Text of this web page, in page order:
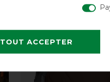
TOUT ACCEPTER